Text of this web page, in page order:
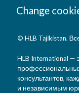
Change
© HLB Tajikistan.
HLB International —
консультантов,
и независимым